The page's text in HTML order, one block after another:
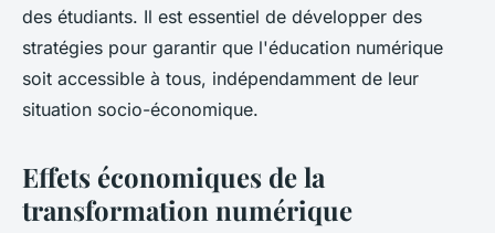
des étudiants. Il est essentiel de développer des
stratégies pour garantir que l'éducation numérique
soit accessible à tous, indépendamment de leur
situation socio-économique.
Effets économiques de la
transformation numérique